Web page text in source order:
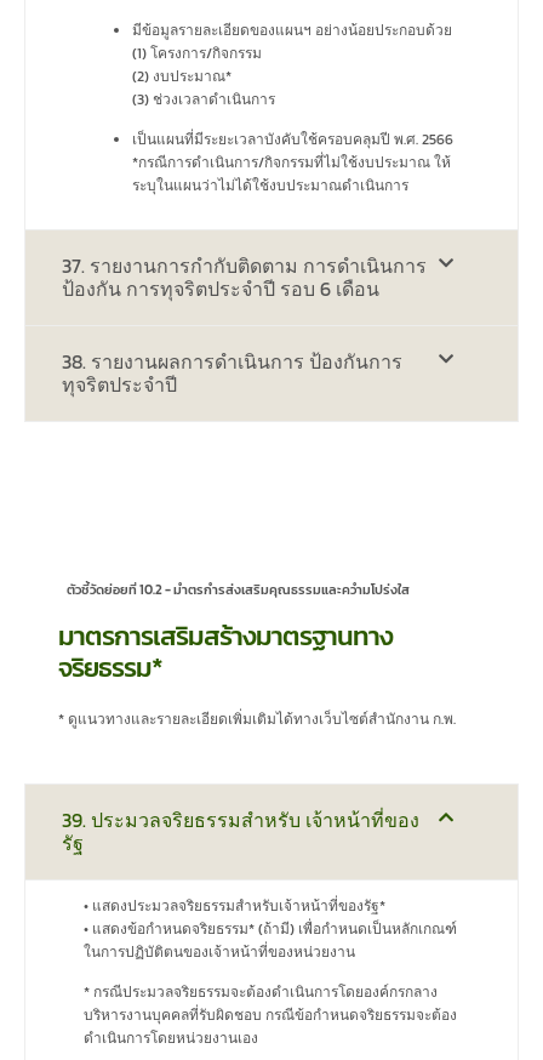
มีข้อมูลรายละเอียดของแผนฯ อย่างน้อยประกอบด้วย
(1) โครงการ/กิจกรรม
(2) งบประมาณ*
(3) ช่วงเวลาดำเนินการ
เป็นแผนที่มีระยะเวลาบังคับใช้ครอบคลุมปี พ.ศ. 2566
*กรณีการดำเนินการ/กิจกรรมที่ไม่ใช้งบประมาณ ให้
ระบุในแผนว่าไม่ได้ใช้งบประมาณดำเนินการ
37. รายงานการกำกับติดตาม การดำเนินการ
ป้องกัน การทุจริตประจำปี รอบ 6 เดือน
38. รายงานผลการดำเนินการ ป้องกันการ
ทุจริตประจำปี
ตัวชี้วัดย่อยที่ 10.2 - มําตรกํารส่งเสริมคุณธรรมและควํามโปร่งใส
มาตรการเสริมสร้างมาตรฐานทาง
จริยธรรม*
* ดูแนวทางและรายละเอียดเพิ่มเติมได้ทางเว็บไซต์สำนักงาน ก.พ.
39. ประมวลจริยธรรมสำหรับ เจ้าหน้าที่ของ
รัฐ
• แสดงประมวลจริยธรรมสำหรับเจ้าหน้าที่ของรัฐ*
• แสดงข้อกำหนดจริยธรรม* (ถ้ามี) เพื่อกำหนดเป็นหลักเกณฑ์
ในการปฏิบัติตนของเจ้าหน้าที่ของหน่วยงาน
* กรณีประมวลจริยธรรมจะต้องดำเนินการโดยองค์กรกลาง
บริหารงานบุคคลที่รับผิดชอบ กรณีข้อกำหนดจริยธรรมจะต้อง
ดำเนินการโดยหน่วยงานเอง